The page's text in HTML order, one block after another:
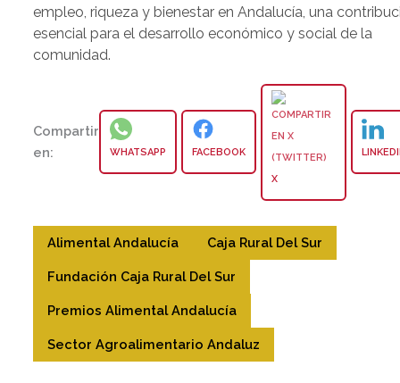
empleo, riqueza y bienestar en Andalucía, una
esencial para el desarrollo económico y social de la
comunidad.
Compartir
en:
WHATSAPP FACEBOOK
X
Alimental Andalucía Caja Rural Del Sur
Fundación Caja Rural Del Sur
Premios Alimental Andalucía
Sector Agroalimentario Andaluz